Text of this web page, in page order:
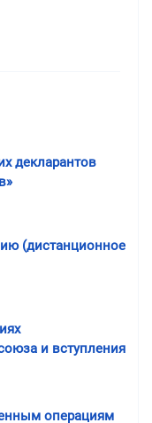
декларантов
(дистанционное
и вступления
операциям